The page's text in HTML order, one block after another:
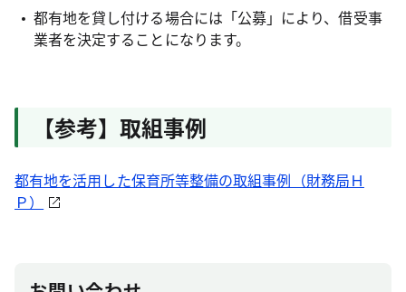
都有地を貸し付ける場合には「公募」により、借受事
業者を決定することになります。
【参考】取組事例
都有地を活用した保育所等整備の取組事例（財務局Ｈ
Ｐ）